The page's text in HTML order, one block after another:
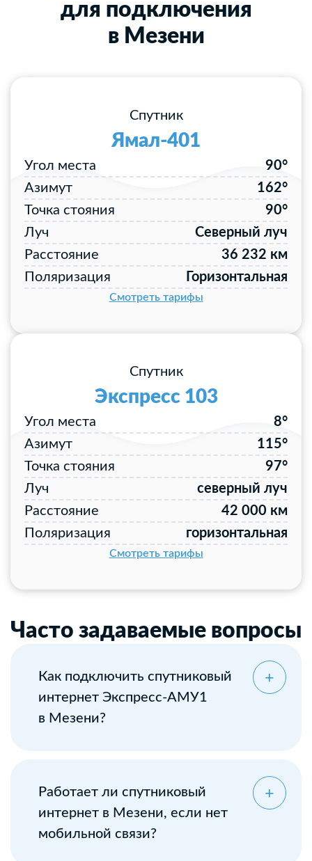
для подключения
в Мезени
Спутник
Ямал-401
Угол места
90°
Азимут
162°
Точка стояния
90°
Луч
Северный луч
Расстояние
36 232 км
Поляризация
Горизонтальная
Смотреть тарифы
Спутник
Экспресс 103
Угол места
8°
Азимут
115°
Точка стояния
97°
Луч
северный луч
Расстояние
42 000 км
Поляризация
горизонтальная
Смотреть тарифы
Часто задаваемые вопросы
Как подключить спутниковый
интернет Экспресс-АМУ1
в Мезени?
Работает ли спутниковый
интернет в Мезени, если нет
мобильной связи?